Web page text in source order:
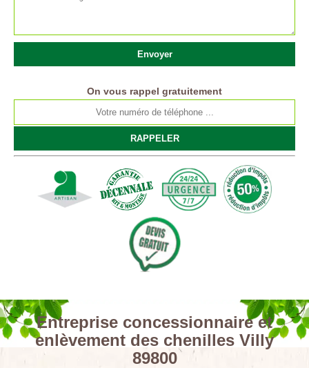
On vous rappel gratuitement
Entreprise concessionnaire et
enlèvement des chenilles Villy
89800